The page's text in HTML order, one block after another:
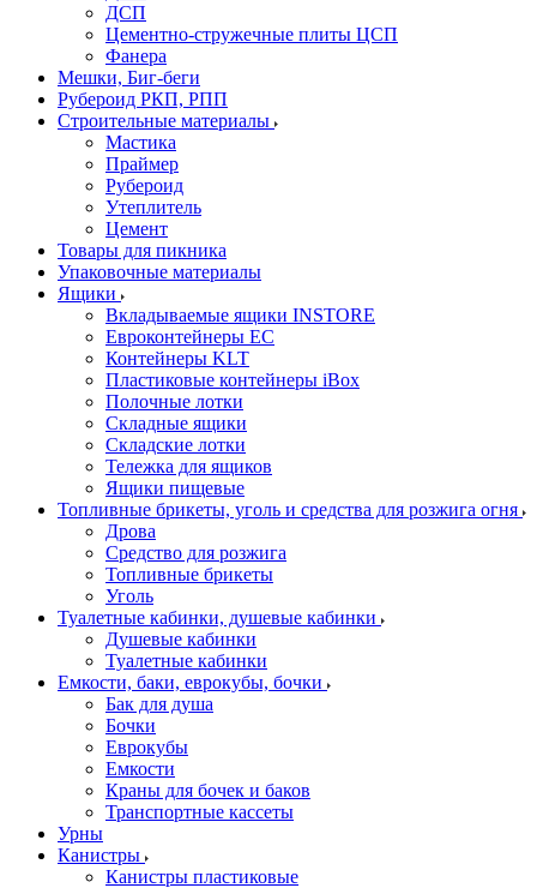
ДСП
Цементно-стружечные плиты ЦСП
Фанера
Мешки, Биг-беги
Рубероид РКП, РПП
Строительные материалы
Мастика
Праймер
Рубероид
Утеплитель
Цемент
Товары для пикника
Упаковочные материалы
Ящики
Вкладываемые ящики INSTORE
Евроконтейнеры ЕС
Контейнеры KLT
Пластиковые контейнеры iBox
Полочные лотки
Складные ящики
Складские лотки
Тележка для ящиков
Ящики пищевые
Топливные брикеты, уголь и средства для розжига огня
Дрова
Средство для розжига
Топливные брикеты
Уголь
Туалетные кабинки, душевые кабинки
Душевые кабинки
Туалетные кабинки
Емкости, баки, еврокубы, бочки
Бак для душа
Бочки
Еврокубы
Емкости
Краны для бочек и баков
Транспортные кассеты
Урны
Канистры
Канистры пластиковые